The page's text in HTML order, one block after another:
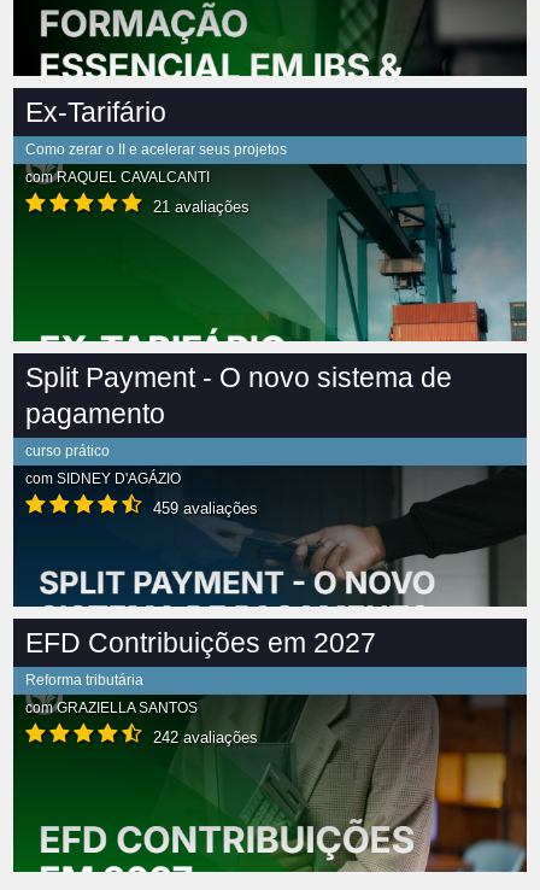
Ex-Tarifário
Como zerar o II e acelerar seus projetos
comRAQUEL CAVALCANTI
21 avaliações
Split Payment - O novo sistema de
pagamento
curso prático
com SIDNEY D'AGÁZIO
459 avaliações
EFD Contribuições em 2027
Reforma tributária
comGRAZIELLA SANTOS
242 avaliações